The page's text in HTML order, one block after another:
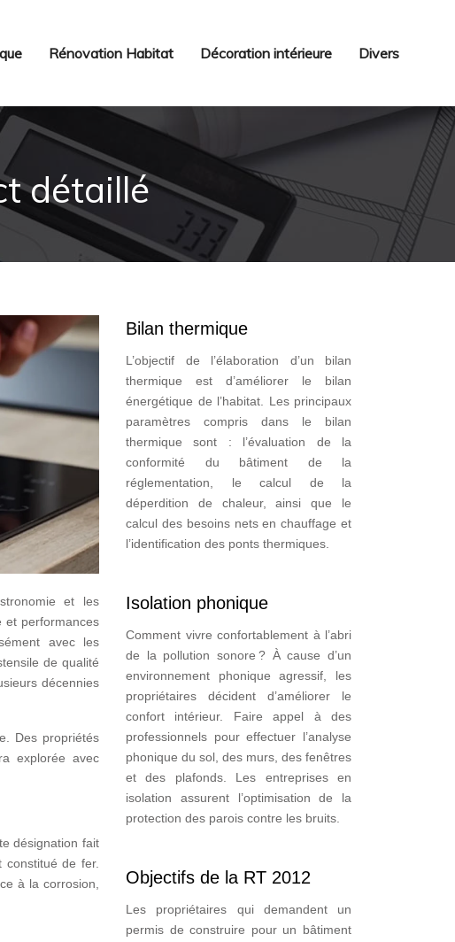
Rénovation Habitat Décoration intérieure Divers
détaillé
et les
et performances
avec les
de qualité
décennies
Des propriétés
explorée avec
désignation fait
de fer.
à la corrosion,
Bilan thermique
L’objectif de l’élaboration d’un bilan
thermique est d’améliorer le bilan
énergétique de l’habitat. Les principaux
paramètres compris dans le bilan
thermique sont : l’évaluation de la
conformité du bâtiment de la
réglementation, le calcul de la
déperdition de chaleur, ainsi que le
calcul des besoins nets en chauffage et
l’identification des ponts thermiques.
Isolation phonique
Comment vivre confortablement à l’abri
de la pollution sonore ? À cause d’un
environnement phonique agressif, les
propriétaires décident d’améliorer le
confort intérieur. Faire appel à des
professionnels pour effectuer l’analyse
phonique du sol, des murs, des fenêtres
et des plafonds. Les entreprises en
isolation assurent l’optimisation de la
protection des parois contre les bruits.
Objectifs de la RT 2012
Les propriétaires qui demandent un
permis de construire pour un bâtiment